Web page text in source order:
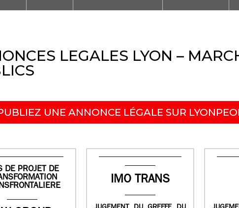
LEGALES LYON –
UNE ANNONCE LÉGALE SUR
DE PROJET DE
IMO TRANS